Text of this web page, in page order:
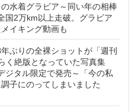
水着グラビア～同い年の相棒
国2万km以上走破。グラビア
イキング動画も
ぶりの全裸ショットが「週刊
く絶版となっていた写真集
ジタル限定で発売～「今の私
子にのってしまいました